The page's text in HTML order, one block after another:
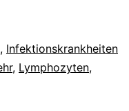
, Infektionskrankheiten
, Lymphozyten,